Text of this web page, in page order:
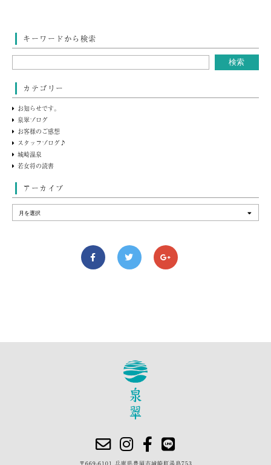
キーワードから検索
カテゴリー
お知らせです。
泉翠ブログ
お客様のご感想
スタッフブログ♪
城崎温泉
若女将の読書
アーカイブ